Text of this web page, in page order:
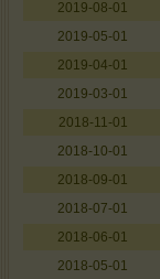
2019-08-01
2019-05-01
2019-04-01
2019-03-01
2018-11-01
2018-10-01
2018-09-01
2018-07-01
2018-06-01
2018-05-01